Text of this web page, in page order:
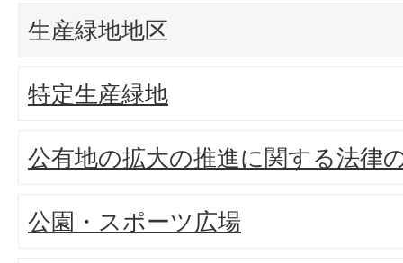
生産緑地地区
特定生産緑地
公有地の拡大の推進に関する法律
公園・スポーツ広場